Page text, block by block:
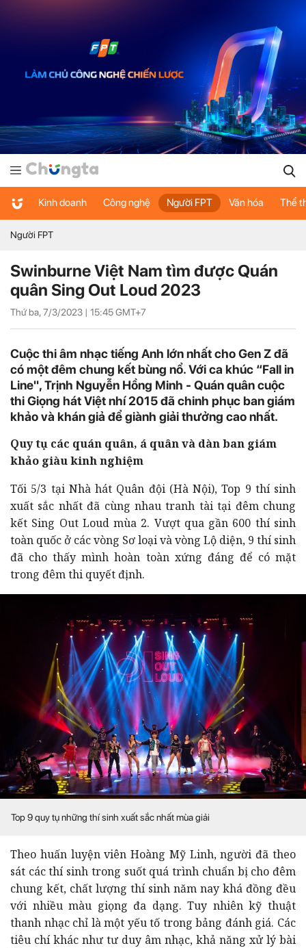
Kinh doanh Công nghệ Người FPT Văn hóa Thể
Người FPT
Swinburne Việt Nam tìm được Quán
quân Sing Out Loud 2023
Thứ ba, 7/3/2023 | 15:45GMT+7
Cuộc thi âm nhạc tiếng Anh lớn nhất cho Gen Z đã
có một đêm chung kết bùng nổ. Với ca khúc “Fall in
Line", Trịnh Nguyễn Hồng Minh - Quán quân cuộc
thi Giọng hát Việt nhí 2015 đã chinh phục ban giám
khảo và khán giả để giành giải thưởng cao nhất.
Quy tụ các quán quân, á quân và dàn ban giám
khảo giàu kinh nghiệm
Tối 5/3 tại Nhà hát Quân đội (Hà Nội), Top 9 thí sinh
xuất sắc nhất đã cùng nhau tranh tài tại đêm chung
kết Sing Out Loud mùa 2. Vượt qua gần 600 thí sinh
toàn quốc ở các vòng Sơ loại và vòng Lộ diện, 9 thí sinh
đã cho thấy mình hoàn toàn xứng đáng để có mặt
trong đêm thi quyết định.
Top 9 quy tụ những thí sinh xuất sắc nhất mùa giải
Theo huấn luyện viên Hoàng Mỹ Linh, người đã theo
sát các thí sinh trong suốt quá trình chuẩn bị cho đêm
chung kết, chất lượng thí sinh năm nay khá đồng đều
với nhiều màu giọng đa dạng. Tuy nhiên kỹ thuật
thanh nhạc chỉ là một yếu tố trong bảng đánh giá. Các
tiêu chí khác như tư duy âm nhạc, khả năng xử lý bài